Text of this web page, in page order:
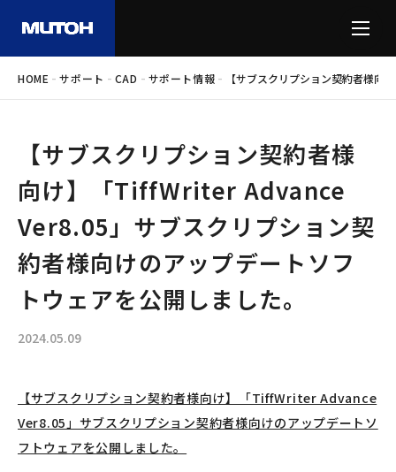
HOME -サポート - CAD - サポート情報 - 【サブスクリプション契約者様
【サブスクリプション契約者様
向け】「TiffWriter Advance
Ver8.05」サブスクリプション契
約者様向けのアップデートソフ
トウェアを公開しました。
2024.05.09
【サブスクリプション契約者様向け】「TiffWriter Advance
Ver8.05」サブスクリプション契約者様向けのアップデートソ
フトウェアを公開しました。